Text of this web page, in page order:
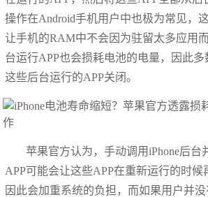
操作在Android手机用户中也极为常见，
让手机的RAM中不会因为驻留太多应用
台运行APP也会损耗电池的电量，因此
这些后台运行的APP关闭。
苹果官方认为，手动调用iPhone后台
APP可能会让这些APP在重新运行的时候
因此会加重系统的负担，而如果用户并